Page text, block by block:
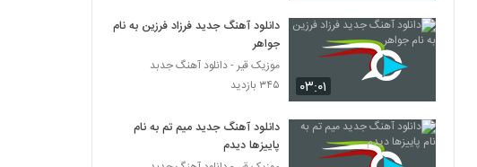
babak jahanbakhsh Zendegi Edame
Dare
۳۲۷ بازدید
Mohammad Rad Delam Khoshe
۲۲۸ بازدید
۰۳:۰۱
دانلود آهنگ جدید فرزاد فرزین به نام
جواهر
موزیک قیر - دانلود آهنگ جدبد
۳۴۵ بازدید
دانلود آهنگ جدید میم تم به نام
پاییزها دیدم